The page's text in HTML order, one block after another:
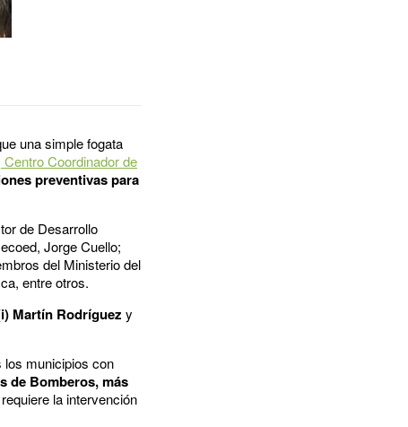
una simple fogata
Centro Coordinador de
preventivas para
de Desarrollo
Jorge Cuello;
del Ministerio del
entre otros.
Martín Rodríguez y
los municipios con
de Bomberos, más
la intervención